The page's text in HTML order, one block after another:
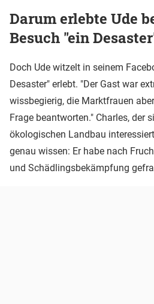
Darum erlebte Ude
Besuch "ein
Doch Ude witzelt in seinem
Desaster" erlebt. "Der Gast war
wissbegierig, die Marktfrauen
Frage beantworten." Charles, der
ökologischen Landbau
genau wissen: Er habe nach
und Schädlingsbekämpfung